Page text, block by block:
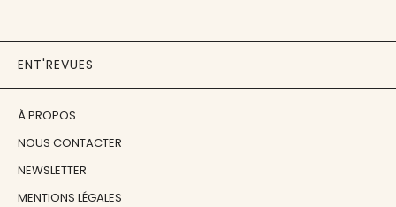
ENT'REVUES
À PROPOS
NOUS CONTACTER
NEWSLETTER
MENTIONS LÉGALES